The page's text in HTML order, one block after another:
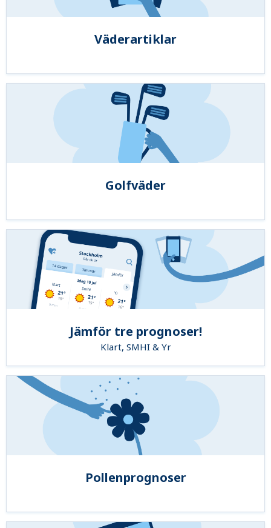
Väderartiklar
Golfväder
Jämför tre prognoser!
Klart, SMHI & Yr
Pollenprognoser